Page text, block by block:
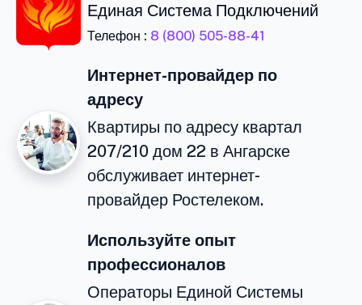
Единая Система Подключений
Телефон : 8 (800) 505-88-41
Интернет-провайдер по
адресу
Квартиры по адресу квартал
207/210 дом 22 в Ангарске
обслуживает интернет-
провайдер Ростелеком.
Используйте опыт
профессионалов
Операторы Единой Системы